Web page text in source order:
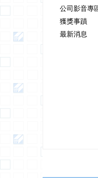
公司影音專
獲獎事蹟
最新消息